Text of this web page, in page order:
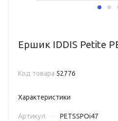
Ершик IDDIS Petite
Код товара 52776
Характеристики
Артикул
PETSSPOi47